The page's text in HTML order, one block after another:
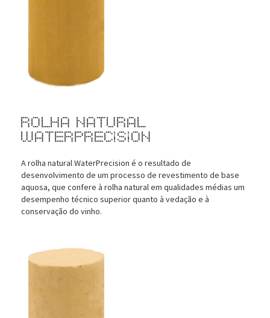
Rolha Natural
WaterPrecision
A rolha natural WaterPrecision é o resultado de
desenvolvimento de um processo de revestimento de base
aquosa, que confere à rolha natural em qualidades médias um
desempenho técnico superior quanto à vedação e à
conservação do vinho.